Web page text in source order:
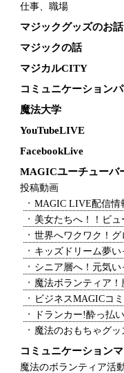
仕事、職場
マジックグッズのお話
マジックの話
マジカルCITY
コミュニケーション
魔法大学
YouTubeLIVE
FacebookLive
MAGICユーチューバ
投稿動画
MAGIC LIVE配信情
美女たちへ！！ビ
世界へワクワク！
キッズドリーム夢
シニア層へ！元気
魔法ボランティア
ビジネスMAGICコ
ドランカー!酔っ払
魔法のおもちゃグッ
コミュニケーション
魔法のボランティア活